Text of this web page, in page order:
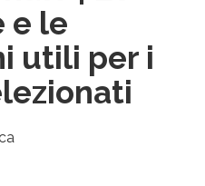
e le
utili per i